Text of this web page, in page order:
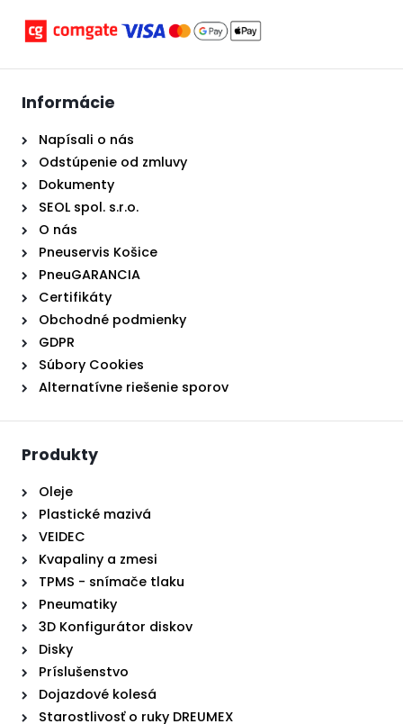
Informácie
Napísali o nás
Odstúpenie od zmluvy
Dokumenty
SEOL spol. s.r.o.
O nás
Pneuservis Košice
PneuGARANCIA
Certifikáty
Obchodné podmienky
GDPR
Súbory Cookies
Alternatívne riešenie sporov
Produkty
Oleje
Plastické mazivá
VEIDEC
Kvapaliny a zmesi
TPMS - snímače tlaku
Pneumatiky
3D Konfigurátor diskov
Disky
Príslušenstvo
Dojazdové kolesá
Starostlivosť o ruky DREUMEX